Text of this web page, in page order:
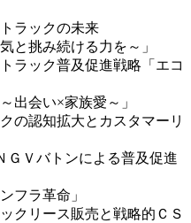
ラックの未来
と挑み続ける力を～」
ラック普及促進戦略「エコ
出会い×家族愛～」
の認知拡大とカスタマーリ
ＧＶバトンによる普及促進
フラ革命」
クリース販売と戦略的ＣＳ